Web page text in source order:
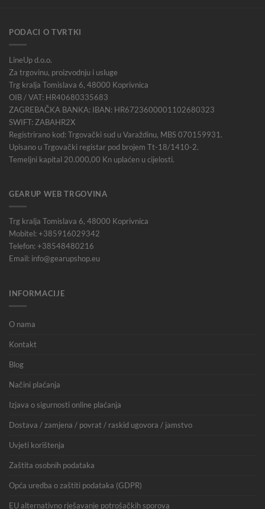
PODACI O TVRTKI
LineUp d.o.o.
Za trgovinu, proizvodnju i usluge
Trg kralja Tomislava 6, 48000 Koprivnica
OIB / VAT: HR40680335683
ZAGREBAČKA BANKA: IBAN: HR6723600001102680323
SWIFT: ZABAHR2X
Registrirano kod: Trgovački sud u Varaždinu, MBS 070159931.
Upisano u Trgovački registar pod brojem Tt-18/1410-2.
Temeljni kapital 20.000,00 Kn uplaćen u cijelosti.
GEARUP WEB TRGOVINA
Trg kralja Tomislava 6, 48000 Koprivnica
Mobitel: +385916029342
Telefon: +38548480216
Email: info@gearupshop.eu
INFORMACIJE
O nama
Kontakt
Blog
Načini plaćanja
Izjava o sigurnosti online plaćanja
Dostava / zamjena / povrat / raskid ugovora / jamstvo
Uvjeti korištenja
Zaštita osobnih podataka
Opća uredba o zaštiti podataka (GDPR)
EU alternativno rješavanje potrošačkih sporova